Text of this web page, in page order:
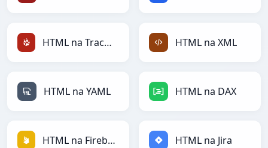
HTML na TracWiki HTML na XML
HTML na YAML HTML na DAX
HTML na Firebase HTML na Jira